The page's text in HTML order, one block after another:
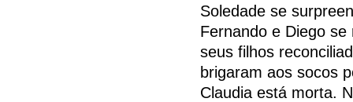
Soledade se
Fernando e Diego
seus filhos
brigaram aos socos
Claudia está morta.